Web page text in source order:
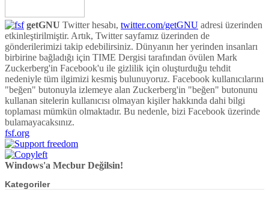
getGNU Twitter hesabı, twitter.com/getGNU adresi üzerinden
etkinleştirilmiştir. Artık, Twitter sayfamız üzerinden de
gönderilerimizi takip edebilirsiniz. Dünyanın her yerinden insanları
birbirine bağladığı için TIME Dergisi tarafından övülen Mark
Zuckerberg'in Facebook'u ile gizlilik için oluşturduğu tehdit
nedeniyle tüm ilgimizi kesmiş bulunuyoruz. Facebook kullanıcılarını
"beğen" butonuyla izlemeye alan Zuckerberg'in "beğen" butonunu
kullanan sitelerin kullanıcısı olmayan kişiler hakkında dahi bilgi
toplaması mümkün olmaktadır. Bu nedenle, bizi Facebook üzerinde
bulamayacaksınız.
fsf.org
Windows'a Mecbur Değilsin!
Kategoriler